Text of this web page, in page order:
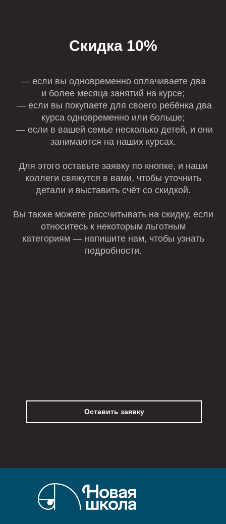
Скидка 10%
— если вы одновременно оплачиваете два
и более месяца занятий на курсе;
— если вы покупаете для своего ребёнка два
курса одновременно или больше;
— если в вашей семье несколько детей, и они
занимаются на наших курсах.
Для этого оставьте заявку по кнопке, и наши
коллеги свяжутся в вами, чтобы уточнить
детали и выставить счёт со скидкой.
Вы также можете рассчитывать на скидку, если
относитесь к некоторым льготным
категориям — напишите нам, чтобы узнать
подробности.
Оставить заявку